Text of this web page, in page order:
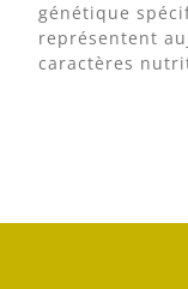
génétique
représentent
caractères